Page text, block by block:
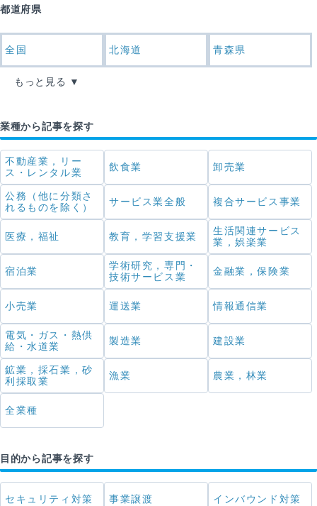
都道府県
全国 北海道 青森県
もっと見る
業種から記事を探す
不動産業，リー
ス・レンタル業
飲食業 卸売業
公務（他に分類さ
れるものを除く）
サービス業全般 複合サービス事業
医療，福祉 教育，学習支援業
生活関連サービス
業，娯楽業
宿泊業
学術研究，専門・
技術サービス業
金融業，保険業
小売業 運送業 情報通信業
電気・ガス・熱供
給・水道業
製造業 建設業
鉱業，採石業，砂
利採取業
漁業 農業，林業
全業種
目的から記事を探す
セキュリティ対策 事業譲渡 インバウンド対策